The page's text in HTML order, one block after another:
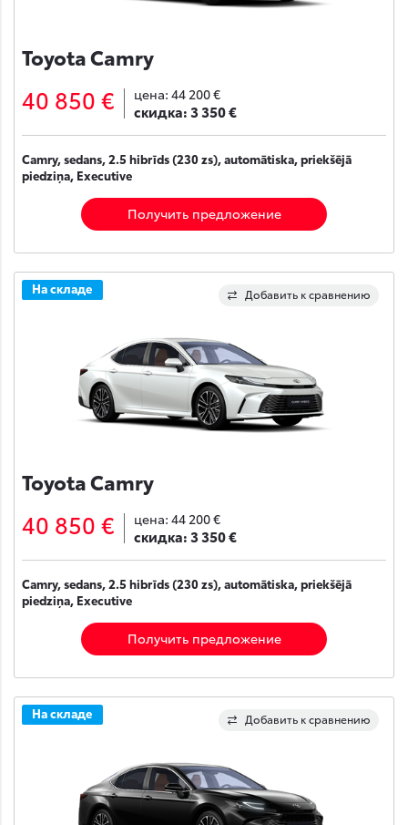
Toyota Camry
40 850 € цена: 44 200 €
скидка:3 350 €
Camry, sedans, 2.5 hibrīds (230 zs), automātiska, priekšējā
piedziņa, Executive
Получить предложение
Добавить к сравнению
На складе
Toyota Camry
40 850 € цена: 44 200 €
скидка:3 350 €
Camry, sedans, 2.5 hibrīds (230 zs), automātiska, priekšējā
piedziņa, Executive
Получить предложение
Добавить к сравнению
На складе